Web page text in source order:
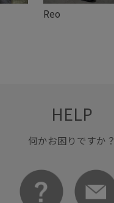
Reo
HELP
何かお困りですか？